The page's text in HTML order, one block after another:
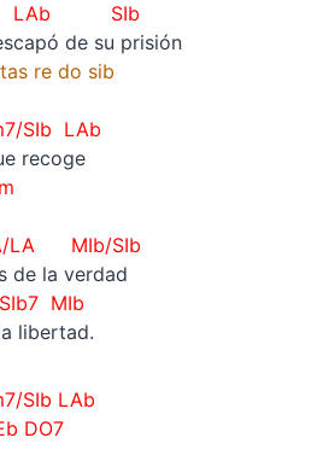
LAb SIb
de su prisión
re do sib
SIb LAb
recoge
LA MIb/SIb
de la verdad
libertad.
SIb LAb
DO7